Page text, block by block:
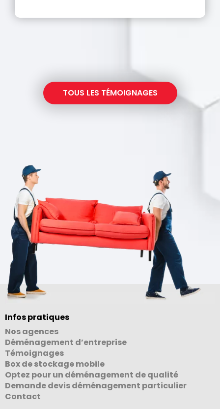
TOUS LES TÉMOIGNAGES
Infos pratiques
Nos agences
Déménagement d’entreprise
Témoignages
Box de stockage mobile
Optez pour un déménagement de qualité
Demande devis déménagement particulier
Contact